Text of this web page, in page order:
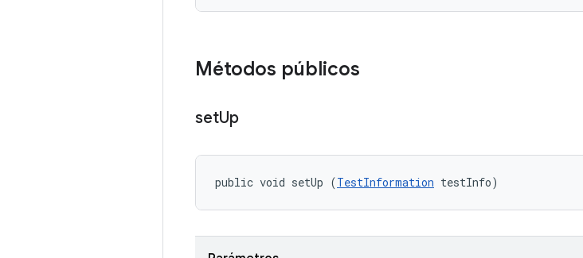
Métodos públicos
setUp
public void setUp (TestInformation testInfo)